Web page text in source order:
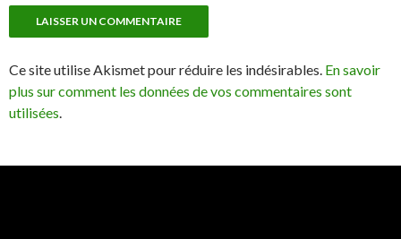
Ce site utilise Akismet pour réduire les indésirables. En savoir
plus sur comment les données de vos commentaires sont
utilisées.